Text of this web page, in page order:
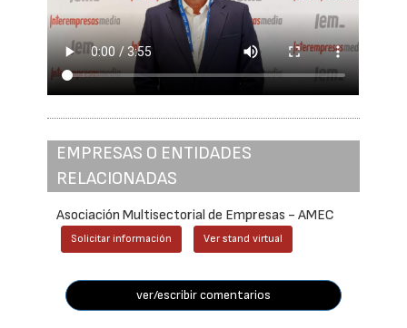
EMPRESAS O ENTIDADES
RELACIONADAS
Asociación Multisectorial de Empresas - AMEC
Solicitar información Ver stand virtual
ver/escribir comentarios